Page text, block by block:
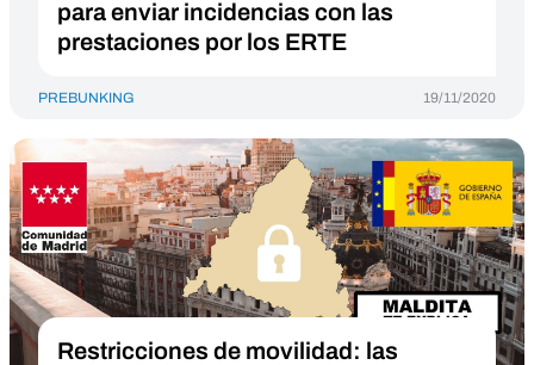
para enviar incidencias con las
prestaciones por los ERTE
PREBUNKING 19/11/2020
Restricciones de movilidad: las